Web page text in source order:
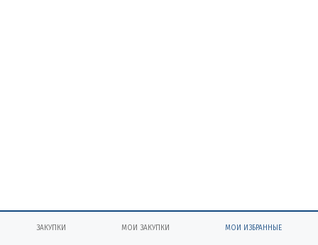
ЗАКУПКИ МОИ ЗАКУПКИ МОИ ИЗБРАННЫЕ